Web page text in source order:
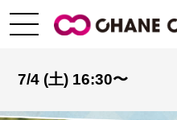
7/4 (土) 16:30〜